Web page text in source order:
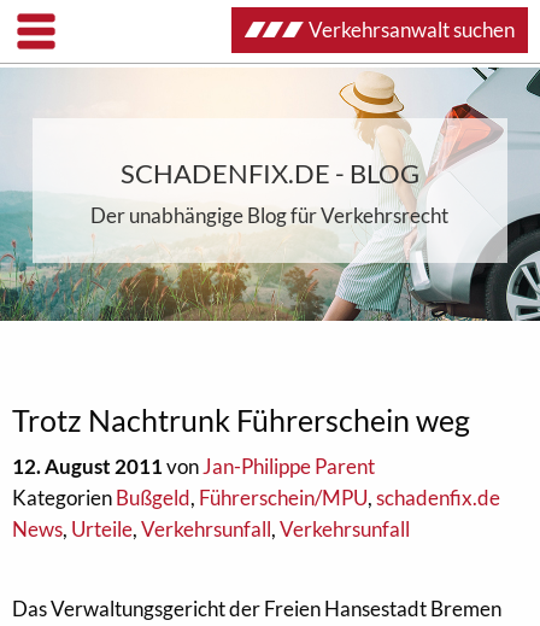
SCHADENFIX.DE - BLOG
Der unabhängige Blog für Verkehrsrecht
Trotz Nachtrunk Führerschein weg
12. August 2011vonJan-Philippe Parent
KategorienBußgeld, Führerschein/MPU,schadenfix.de
News, Urteile,Verkehrsunfall,Verkehrsunfall
Das Verwaltungsgericht der Freien Hansestadt Bremen
Verkehrsanwalt suchen